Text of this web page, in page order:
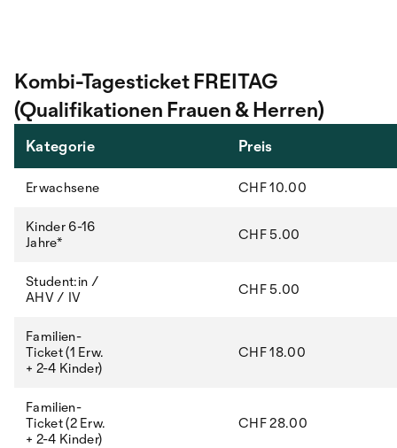
Kombi-Tagesticket FREITAG
(Qualifikationen Frauen & Herren)
Kategorie Preis
Erwachsene CHF 10.00
Kinder 6-16
Jahre*
CHF 5.00
Student:in /
AHV / IV
CHF 5.00
Familien-
Ticket (1 Erw.
+ 2-4 Kinder)
CHF 18.00
Familien-
Ticket (2 Erw.
+ 2-4 Kinder)
CHF 28.00